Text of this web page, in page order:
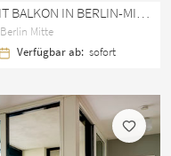
MÖBLIERTE 2-ZIMMER-WOHNUNG MIT BALKON IN BERLIN-MITTE
Mitte
Verfügbar ab: sofort